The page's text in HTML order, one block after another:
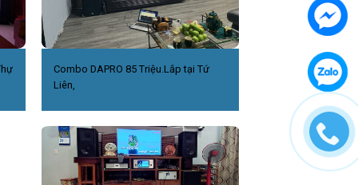
Combo DAPRO 85 Triệu.Lắp tại Tứ
Liên,